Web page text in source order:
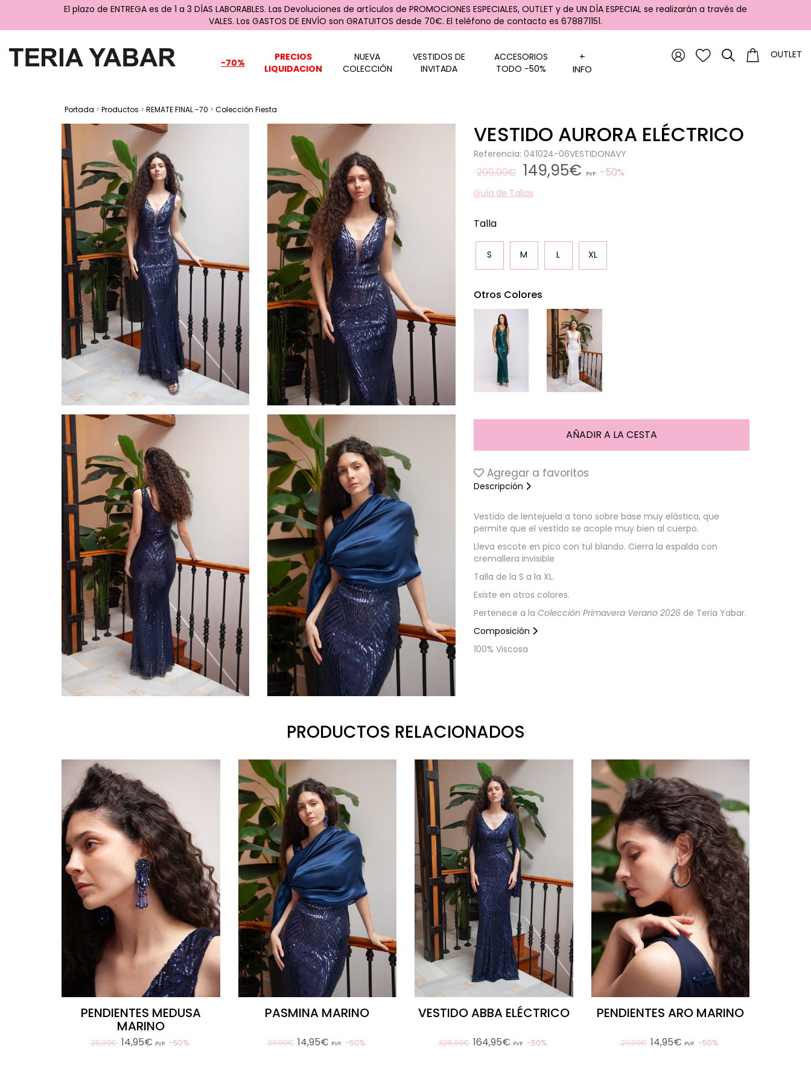
El plazo de ENTREGA es de 1 a 3 DÍAS LABORABLES. Las Devoluciones de artículos de PROMOCIONES ESPECIALES, OUTLET y de UN DÍA ESPECIAL se realizarán a través de
VALES. Los GASTOS DE ENVÍO son GRATUITOS desde 70€. El teléfono de contacto es 678871151.
OUTLET
-70%
PRECIOS
LIQUIDACION
NUEVA
COLECCIÓN
VESTIDOS DE
INVITADA
ACCESORIOS
TODO -50%
+
INFO
Portada > Productos > REMATE FINAL -70 > Colección Fiesta
VESTIDO AURORA ELÉCTRICO
Referencia: 041024-06VESTIDONAVY
299,90€ 149,95€ PVP 50%
Guía de Tallas
Talla
S M L XL
Otros Colores
Agregar a favoritos
Descripción
Vestido de lentejuela a tono sobre base muy elástica, que
permite que el vestido se acople muy bien al cuerpo.
Lleva escote en pico con tul blando. Cierra la espalda con
cremallera invisible
Talla de la S a la XL.
Existe en otros colores.
Pertenece a la Colección Primavera Verano 2026de Teria Yabar.
Composición
100% Viscosa
PRODUCTOS RELACIONADOS
PENDIENTES MEDUSA
MARINO
29,90€ 14,95€ PVP 50%
PASMINA MARINO
29,90€ 14,95€ PVP 50%
VESTIDO ABBA ELÉCTRICO
329,90€ 164,95€ PVP 50%
PENDIENTES ARO MARINO
29,90€ 14,95€ PVP 50%